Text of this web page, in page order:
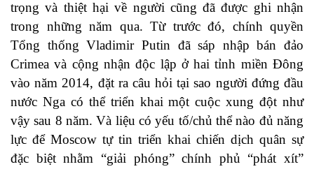
trọng và thiệt hại về người cũng đã được ghi nhận
trong những năm qua. Từ trước đó, chính quyền
Tổng thống Vladimir Putin đã sáp nhập bán đảo
Crimea và cộng nhận độc lập ở hai tỉnh miền Đông
vào năm 2014, đặt ra câu hỏi tại sao người đứng đầu
nước Nga có thể triển khai một cuộc xung đột như
vậy sau 8 năm. Và liệu có yếu tố/chủ thể nào đủ năng
lực để Moscow tự tin triển khai chiến dịch quân sự
đặc biệt nhằm “giải phóng” chính phủ “phát xít”